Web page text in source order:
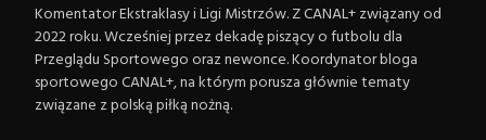
Komentator Ekstraklasy i Ligi Mistrzów. Z CANAL+ związany od
2022 roku. Wcześniej przez dekadę piszący o futbolu dla
Przeglądu Sportowego oraz newonce. Koordynator bloga
sportowego CANAL+, na którym porusza głównie tematy
związane z polską piłką nożną.